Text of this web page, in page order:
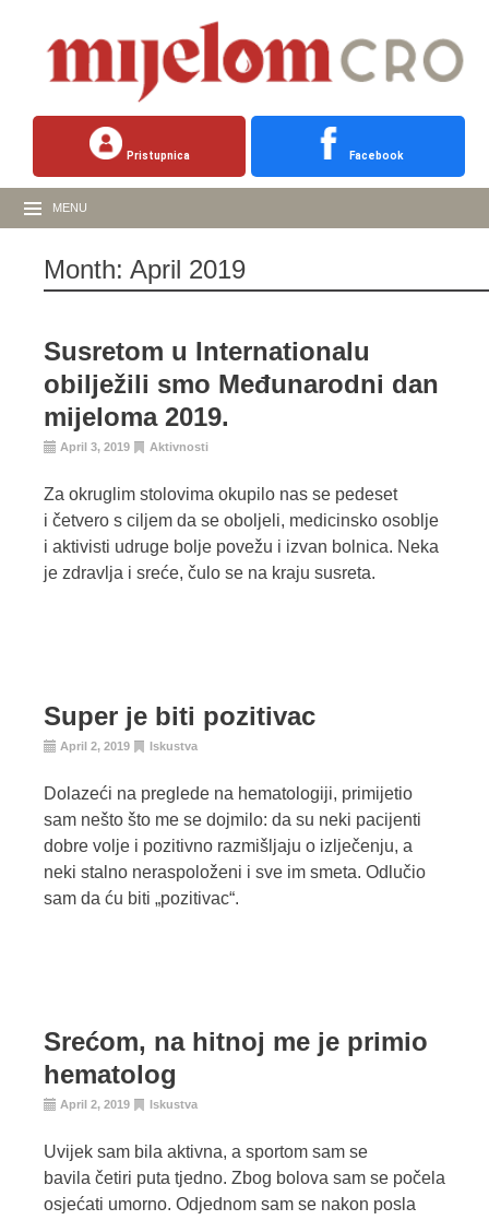
Pristupnica Facebook
MENU
Month: April 2019
Susretom u Internationalu
obilježili smo Međunarodni dan
mijeloma 2019.
April 3, 2019 Aktivnosti
Za okruglim stolovima okupilo nas se pedeset
i četvero s ciljem da se oboljeli, medicinsko osoblje
i aktivisti udruge bolje povežu i izvan bolnica. Neka
je zdravlja i sreće, čulo se na kraju susreta.
Super je biti pozitivac
April 2, 2019 Iskustva
Dolazeći na preglede na hematologiji, primijetio
sam nešto što me se dojmilo: da su neki pacijenti
dobre volje i pozitivno razmišljaju o izlječenju, a
neki stalno neraspoloženi i sve im smeta. Odlučio
sam da ću biti „pozitivac“.
Srećom, na hitnoj me je primio
hematolog
April 2, 2019 Iskustva
Uvijek sam bila aktivna, a sportom sam se
bavila četiri puta tjedno. Zbog bolova sam se počela
osjećati umorno. Odjednom sam se nakon posla